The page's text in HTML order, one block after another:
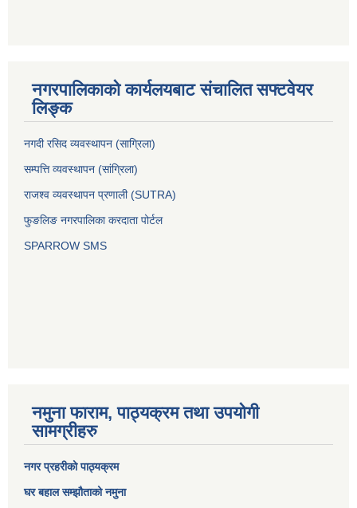
नगरपालिकाको कार्यलयबाट संचालित सफ्टवेयर
लिङ्क
नगदी रसिद व्यवस्थापन (साग्रिला)
सम्पत्ति व्यवस्थापन (सांग्रिला)
राजश्व व्यवस्थापन प्रणाली (SUTRA)
फुङलिङ नगरपालिका करदाता पोर्टल
SPARROW SMS
नमुना फाराम, पाठ्यक्रम तथा उपयोगी
सामग्रीहरु
नगर प्रहरीको पाठ्यक्रम
घर बहाल सम्झौताको नमुना